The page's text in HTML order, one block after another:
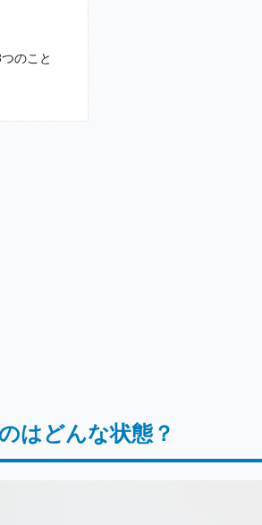
のこと
はどんな状態？